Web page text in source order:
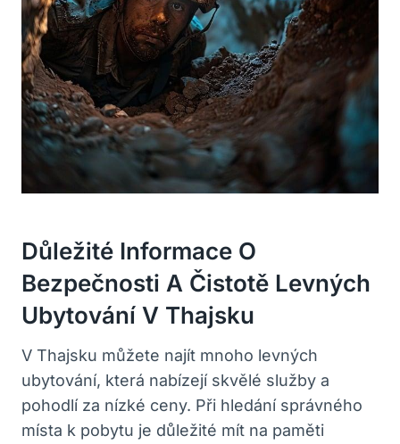
Důležité Informace O
Bezpečnosti A Čistotě Levných
Ubytování V Thajsku
V Thajsku můžete najít mnoho levných
ubytování, která nabízejí skvělé služby a
pohodlí za nízké ceny. Při hledání správného
místa k pobytu je důležité mít na paměti